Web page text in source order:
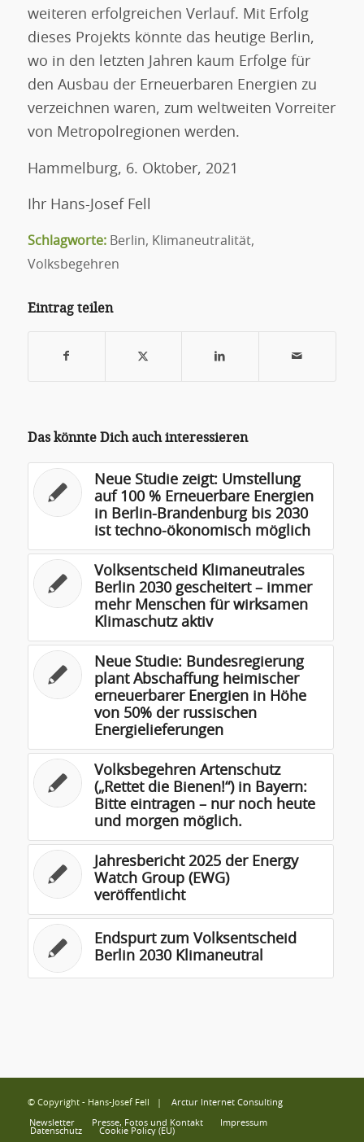
weiteren erfolgreichen Verlauf. Mit Erfolg
dieses Projekts könnte das heutige Berlin,
wo in den letzten Jahren kaum Erfolge für
den Ausbau der Erneuerbaren Energien zu
verzeichnen waren, zum weltweiten Vorreiter
von Metropolregionen werden.
Hammelburg, 6. Oktober, 2021
Ihr Hans-Josef Fell
Schlagworte: Berlin, Klimaneutralität,
Volksbegehren
Eintrag teilen
Das könnte Dich auch interessieren
Neue Studie zeigt: Umstellung
auf 100 % Erneuerbare Energien
in Berlin-Brandenburg bis 2030
ist techno-ökonomisch möglich
Volksentscheid Klimaneutrales
Berlin 2030 gescheitert – immer
mehr Menschen für wirksamen
Klimaschutz aktiv
Neue Studie: Bundesregierung
plant Abschaffung heimischer
erneuerbarer Energien in Höhe
von 50% der russischen
Energielieferungen
Volksbegehren Artenschutz
(„Rettet die Bienen!“) in Bayern:
Bitte eintragen – nur noch heute
und morgen möglich.
Jahresbericht 2025 der Energy
Watch Group (EWG)
veröffentlicht
Endspurt zum Volksentscheid
Berlin 2030 Klimaneutral
© Copyright - Hans-Josef Fell | Arctur Internet Consulting
Newsletter Presse, Fotos und Kontakt
Impressum
Datenschutz
Cookie Policy (EU)